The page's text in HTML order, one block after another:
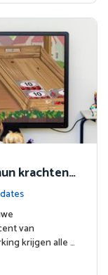
krachten
te bi
van
krijgen alle …